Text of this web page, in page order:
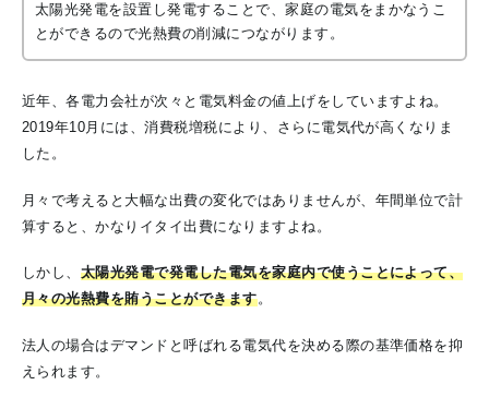
太陽光発電を設置し発電することで、家庭の電気をまかなうこ
とができるので光熱費の削減につながります。
近年、各電力会社が次々と電気料金の値上げをしていますよね。
2019年10月には、消費税増税により、さらに電気代が高くなりま
した。
月々で考えると大幅な出費の変化ではありませんが、年間単位で計
算すると、かなりイタイ出費になりますよね。
しかし、 太陽光発電で発電した電気を家庭内で使うことによって、
月々の光熱費を賄うことができます。
法人の場合はデマンドと呼ばれる電気代を決める際の基準価格を抑
えられます。